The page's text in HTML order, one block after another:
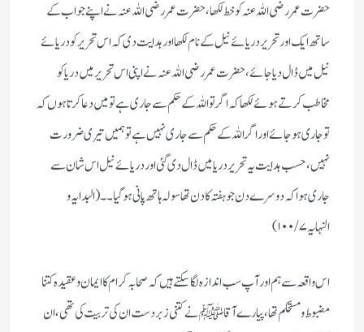
حضرت عمر رضی اللہ عنہ کو خط لکھا، حضرت عمر رضی اللہ عنہ نے اپنے جواب کے
ساتھ ایک اور تحریر دریائے نیل کے نام لکھا اور ہدایت دی کہ اس تحریر کو دریائے
نیل میں ڈال دیا جائے، حضرت عمر رضی اللہ عنہ نے اپنی اس تحریر میں دریا کو
مخاطب کرتے ہوئے لکھا کہ اگر تو اللہ کے حکم سے جاری ہے تو میں دعا کرتا ہوں کہ
تو جاری ہوجائے اور اگر اللہ کے حکم سے جاری نہیں ہے تو ہمیں تیری ضرورت
نہیں، حسب ہدایت یہ تحریر دریا میں ڈال دی گئی اور دریائے نیل اس شان سے
جاری ہوا کہ دوسرے دن جو ہفتہ کا دن تھا سولہ ہاتھ پانی ہوگیا۔۔( البدایہ و
النہایہ ۷/ ۱۰۰)
اس واقعہ سے ہم اور آپ سب اندازہ لگا سکتے ہیں کہ صحابہ کرام کا ایمان و عقیدہ کتنا
مضبوط و مستحکم تھا، پیارے آقا ﷺ نے کتنی زبردست ان کی تربیت کی تھی، ان